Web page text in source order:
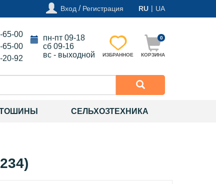
Вход / Регистрация RU | UA
65-00
65-00
20-92
пн-пт 09-18
сб 09-16
вс - выходной
ИЗБРАННОЕ
0
КОРЗИНА
СЕЛЬХОЗТЕХНИКА